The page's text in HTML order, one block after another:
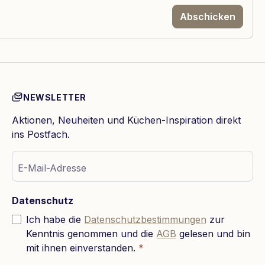
Abschicken
NEWSLETTER
Aktionen, Neuheiten und Küchen-Inspiration direkt
ins Postfach.
E-Mail-Adresse
Datenschutz
Ich habe die Datenschutzbestimmungen zur
Kenntnis genommen und die AGB gelesen und bin
mit ihnen einverstanden. *